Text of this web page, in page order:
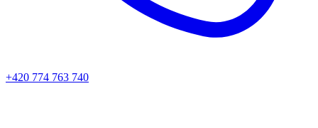
+420 774 763 740